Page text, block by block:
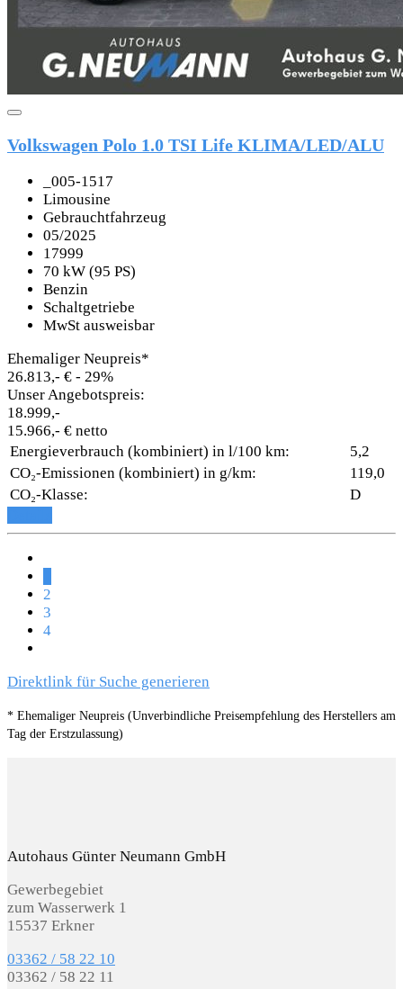
Volkswagen Polo 1.0 TSI Life KLIMA/LED/ALU
_005-1517
Limousine
Gebrauchtfahrzeug
05/2025
17999
70 kW (95 PS)
Benzin
Schaltgetriebe
MwSt ausweisbar
Ehemaliger Neupreis*
26.813,- € - 29%
Unser Angebotspreis:
18.999,-
15.966,- € netto
Energieverbrauch (kombiniert) in l/100 km:
5,2
CO₂-Emissionen (kombiniert) in g/km:
119,0
CO₂-Klasse:
D
2
3
4
Direktlink für Suche generieren
* Ehemaliger Neupreis (Unverbindliche Preisempfehlung des Herstellers am
Tag der Erstzulassung)
Autohaus Günter Neumann GmbH
Gewerbegebiet
zum Wasserwerk 1
15537 Erkner
03362 / 58 22 10
03362 / 58 22 11